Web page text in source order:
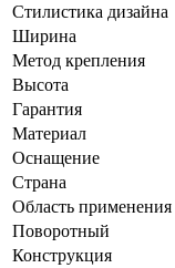
Стилистика дизайна
Ширина
Метод крепления
Высота
Гарантия
Материал
Оснащение
Страна
Область применения
Поворотный
Конструкция